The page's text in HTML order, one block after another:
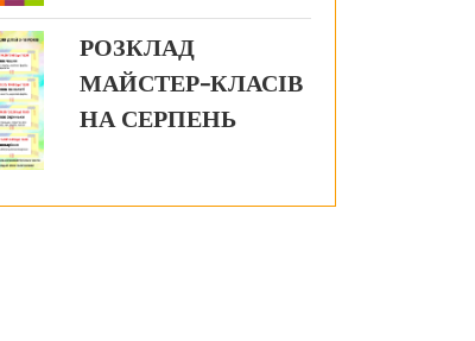
РОЗКЛАД
МАЙСТЕР-КЛАСІВ
НА СЕРПЕНЬ